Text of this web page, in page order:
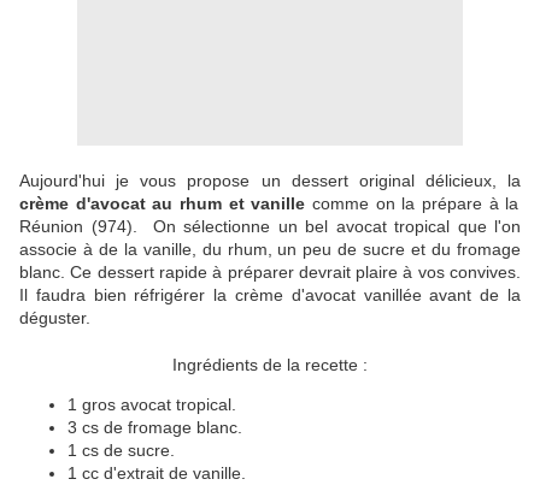
Aujourd'hui je vous propose un dessert original délicieux, la
crème d'avocat au rhum et vanille comme on la prépare à la
Réunion (974). On sélectionne un bel avocat tropical que l'on
associe à de la vanille, du rhum, un peu de sucre et du fromage
blanc. Ce dessert rapide à préparer devrait plaire à vos convives.
Il faudra bien réfrigérer la crème d'avocat vanillée avant de la
déguster.
Ingrédients de la recette :
1 gros avocat tropical.
3 cs de fromage blanc.
1 cs de sucre.
1 cc d'extrait de vanille.